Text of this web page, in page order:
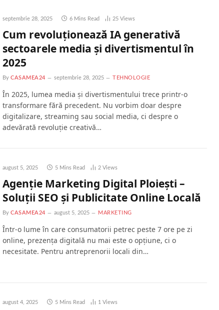
septembrie 28, 2025 6 Mins Read 25 Views
Cum revoluţionează IA generativă
sectoarele media şi divertismentul în
2025
By CASAMEA24 septembrie 28, 2025 TEHNOLOGIE
În 2025, lumea media şi divertismentului trece printr-o
transformare fără precedent. Nu vorbim doar despre
digitalizare, streaming sau social media, ci despre o
adevărată revoluţie creativă…
august 5, 2025 5 Mins Read 2 Views
Agenție Marketing Digital Ploiești –
Soluții SEO și Publicitate Online Locală
By CASAMEA24 august 5, 2025 MARKETING
Într-o lume în care consumatorii petrec peste 7 ore pe zi
online, prezența digitală nu mai este o opțiune, ci o
necesitate. Pentru antreprenorii locali din…
august 4, 2025 5 Mins Read 1 Views